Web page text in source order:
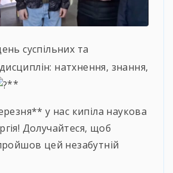
суспільних та
натхнення, знання,
**
у нас кипіла наукова
Долучайтеся, щоб
цей незабутній